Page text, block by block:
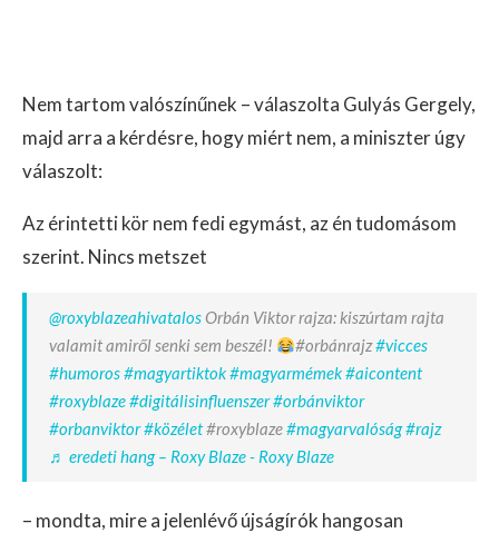
Nem tartom valószínűnek – válaszolta Gulyás Gergely,
majd arra a kérdésre, hogy miért nem, a miniszter úgy
válaszolt:
Az érintetti kör nem fedi egymást, az én tudomásom
szerint. Nincs metszet
@roxyblazeahivatalosOrbán Viktor rajza: kiszúrtam rajta
valamit amiről senki sem beszél!
#orbánrajz#vicces
#humoros#magyartiktok#magyarmémek#aicontent
#roxyblaze#digitálisinfluenszer#orbánviktor
#orbanviktor#közélet#roxyblaze#magyarvalóság#rajz
♬ eredeti hang – Roxy Blaze - Roxy Blaze
– mondta, mire a jelenlévő újságírók hangosan